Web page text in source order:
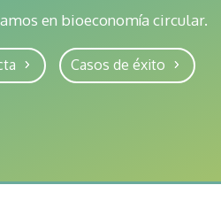
en bioeconomía circular.
Casos de éxito